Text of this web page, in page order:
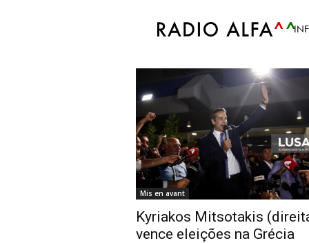
Accueil Tags Kyriakos Mitsotakis vende
Tag: Kyriakos
Mis en avant
Kyriakos Mitsotakis
vence eleições na Grécia